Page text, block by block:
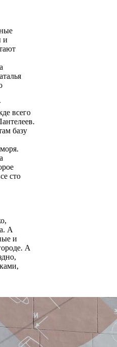
и
всего
базу
сто
А
и
А